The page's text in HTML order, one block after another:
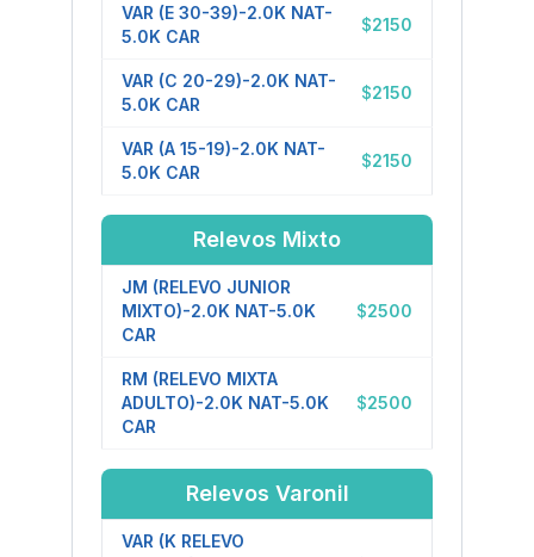
VAR (E 30-39)-2.0K NAT-
5.0K CAR
$2150
VAR (C 20-29)-2.0K NAT-
5.0K CAR
$2150
VAR (A 15-19)-2.0K NAT-
5.0K CAR
$2150
Relevos Mixto
JM (RELEVO JUNIOR
MIXTO)-2.0K NAT-5.0K
CAR
$2500
RM (RELEVO MIXTA
ADULTO)-2.0K NAT-5.0K
CAR
$2500
Relevos Varonil
VAR (K RELEVO